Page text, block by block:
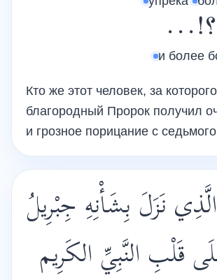
и более
Кто же этот человек, за которого
благородный Пророк получил
и грозное порицание с
نَزَلَ بِشَأْنِهِ جِبْرِيلُ
قَلْبِ النَّبِيِّ الكَرِيم